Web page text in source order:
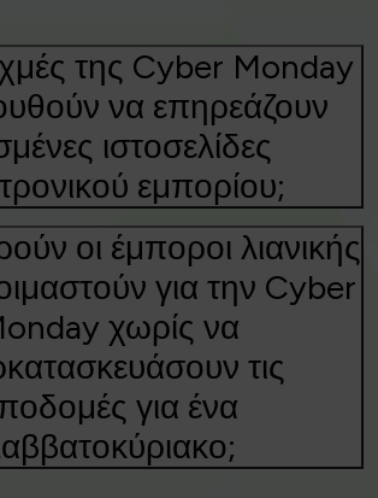
της Cyber Monday
να επηρεάζουν
ιστοσελίδες
εμπορίου;
οι έμποροι λιανικής
για την Cyber
χωρίς να
τις
για ένα